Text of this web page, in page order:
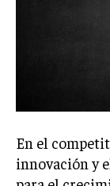
across the
exclusive
En el
innovación y